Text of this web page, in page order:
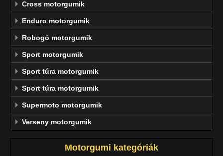
Cross motorgumik
Enduro motorgumik
Robogó motorgumik
Sport motorgumik
Sport túra motorgumik
Sport túra motorgumik
Supermoto motorgumik
Verseny motorgumik
Motorgumi kategóriák